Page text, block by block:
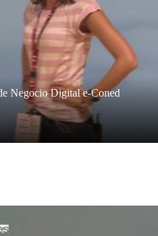
Negocio Digital e-Coned